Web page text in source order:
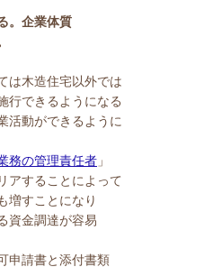
。企業体質
は木造住宅以外では
行できるようになる
活動ができるように
務の管理責任者 」
アすることによって
増すことになり
資金調達が容易
申請書と添付書類